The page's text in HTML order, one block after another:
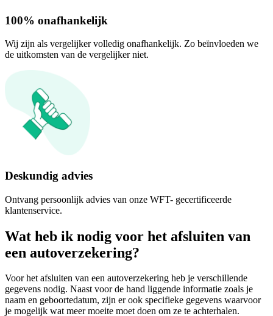
100% onafhankelijk
Wij zijn als vergelijker volledig onafhankelijk. Zo beïnvloeden we
de uitkomsten van de vergelijker niet.
Deskundig advies
Ontvang persoonlijk advies van onze WFT- gecertificeerde
klantenservice.
Wat heb ik nodig voor het afsluiten van
een autoverzekering?
Voor het afsluiten van een autoverzekering heb je verschillende
gegevens nodig. Naast voor de hand liggende informatie zoals je
naam en geboortedatum, zijn er ook specifieke gegevens waarvoor
je mogelijk wat meer moeite moet doen om ze te achterhalen.